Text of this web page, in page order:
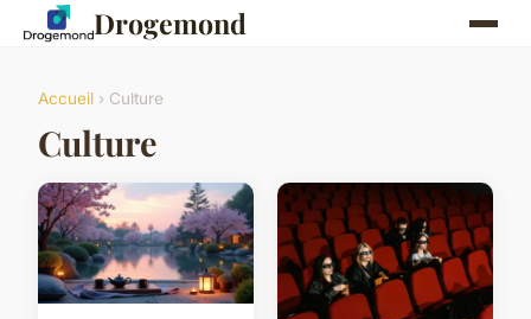
Drogemond
Accueil › Culture
Culture